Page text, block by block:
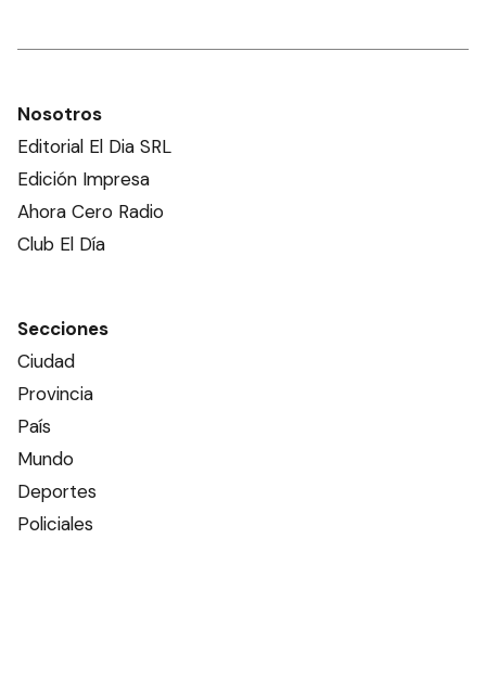
Nosotros
Editorial El Dia SRL
Edición Impresa
Ahora Cero Radio
Club El Día
Secciones
Ciudad
Provincia
País
Mundo
Deportes
Policiales